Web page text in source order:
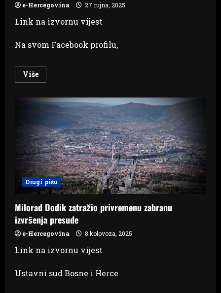
e-Hercegovina 27 rujna, 2025
Link na izvornu vijest
Na svom Facebook profilu,
VišeRead
more
Izetbegović:
“Trojka
predala
sektore
HDZ-
u
i
SNSD-
u”
Drugi pišu
Milorad Dodik zatražio privremenu zabranu
izvršenja presude
e-Hercegovina 8 kolovoza, 2025
Link na izvornu vijest
Ustavni sud Bosne i Herce